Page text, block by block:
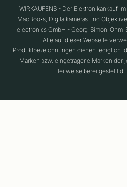
WIRKAUFENS - Der Elektronikankauf
MacBooks, Digitalkameras und
electronics GmbH - Georg-Simon-Ohm-
Alle auf dieser Webseite
Produktbezeichnungen dienen lediglich
Marken bzw. eingetragene Marken der
teilweise bereitgestellt